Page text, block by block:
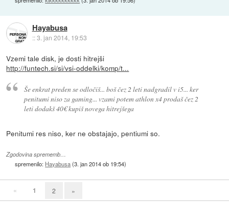
Hayabusa
::3. jan 2014, 19:53
Vzemi tale disk, je dosti hitrejši
http://funtech.si/si/vsi-oddelki/komp/t...
Še enkrat preden se odločiš... boš čez 2 leti nadgradil v i5... ker
penitumi niso za gaming... vzami potem athlon x4 prodaš čez 2
leti dodakš 40€ kupiš novega hitrejšega
Penitumi res niso, ker ne obstajajo, pentiumi so.
Zgodovina sprememb…
spremenilo: Hayabusa(3. jan 2014 ob 19:54)
« 1 2 »